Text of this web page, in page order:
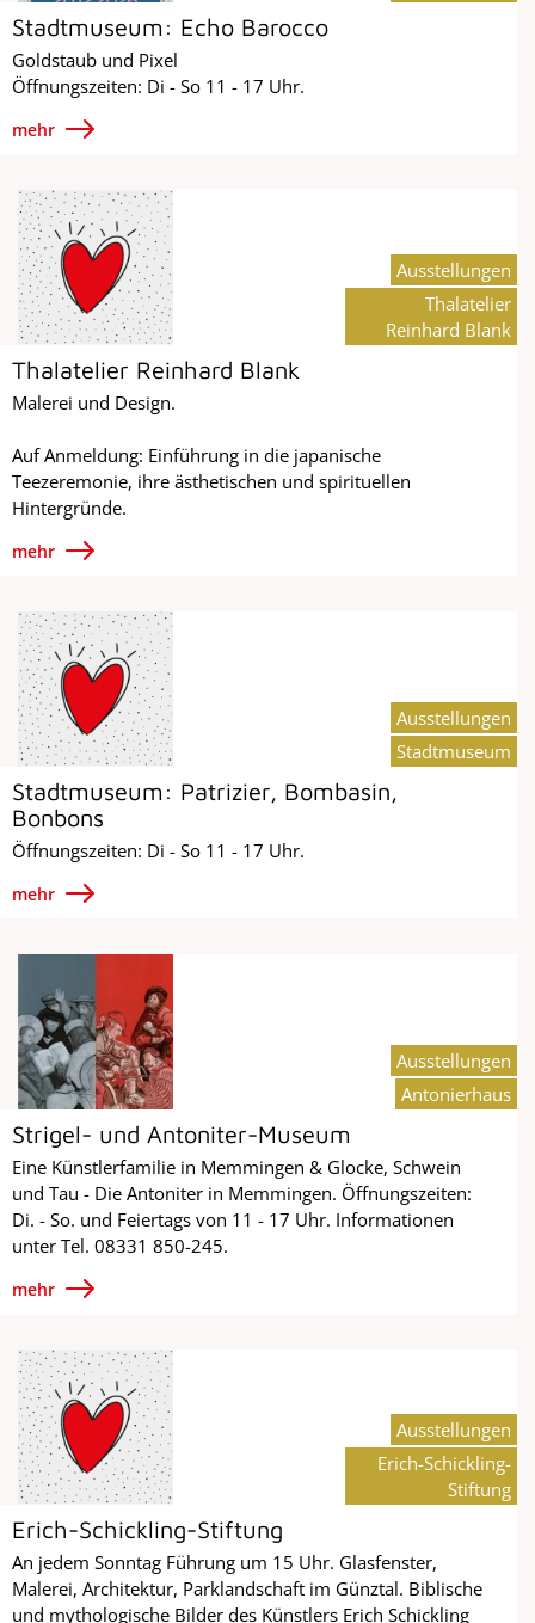
Stadtmuseum: Echo Barocco
Goldstaub und Pixel
Öffnungszeiten: Di - So 11 - 17 Uhr.
mehr
Thalatelier Reinhard Blank
Malerei und Design.
Auf Anmeldung: Einführung in die japanische
Teezeremonie, ihre ästhetischen und spirituellen
Hintergründe.
mehr
Ausstellungen
Thalatelier
Reinhard Blank
Stadtmuseum: Patrizier, Bombasin,
Bonbons
Öffnungszeiten: Di - So 11 - 17 Uhr.
mehr
Ausstellungen
Stadtmuseum
Strigel- und Antoniter-Museum
Eine Künstlerfamilie in Memmingen & Glocke, Schwein
und Tau - Die Antoniter in Memmingen. Öffnungszeiten:
Di. - So. und Feiertags von 11 - 17 Uhr. Informationen
unter Tel. 08331 850-245.
mehr
Ausstellungen
Antonierhaus
Erich-Schickling-Stiftung
An jedem Sonntag Führung um 15 Uhr. Glasfenster,
Malerei, Architektur, Parklandschaft im Günztal. Biblische
und mythologische Bilder des Künstlers Erich Schickling
Ausstellungen
Erich-Schickling-
Stiftung